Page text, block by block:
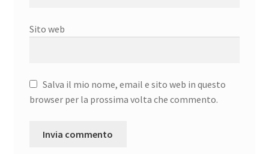
Sito web
Salva il mio nome, email e sito web in questo
browser per la prossima volta che commento.